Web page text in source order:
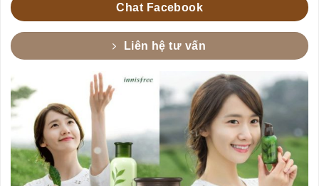
Chat Facebook
Liên hệ tư vấn